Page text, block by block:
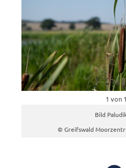
1 von
Bild
© Greifswald